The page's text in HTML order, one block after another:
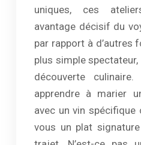
uniques, ces
avantage décisif du
par rapport à d’autres
plus simple
découverte
apprendre à marier
avec un vin spécifique
vous un plat